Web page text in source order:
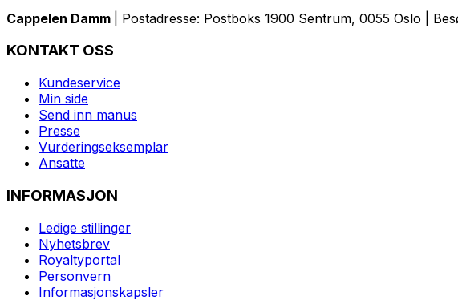
Cappelen Damm | Postadresse: Postboks 1900 Sentrum, 0055 Oslo |
KONTAKT OSS
Kundeservice
Min side
Send inn manus
Presse
Vurderingseksemplar
Ansatte
INFORMASJON
Ledige stillinger
Nyhetsbrev
Royaltyportal
Personvern
Informasjonskapsler